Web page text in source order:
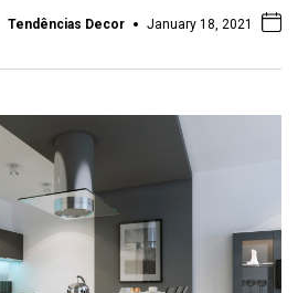
Tendências Decor January 18, 2021